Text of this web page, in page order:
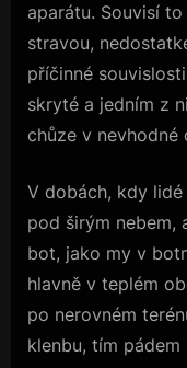
aparátu. Souvisí
stravou,
příčinné
skryté a jedním z
chůze v nevhodné
V dobách, kdy
pod širým nebem,
bot, jako my v
hlavně v teplém
po nerovném
klenbu, tím